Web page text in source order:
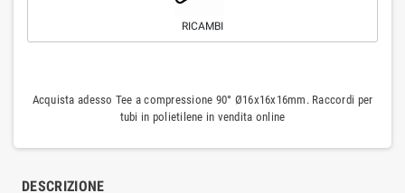
RICAMBI
Acquista adesso Tee a compressione 90° Ø16x16x16mm. Raccordi per
tubi in polietilene in vendita online
DESCRIZIONE